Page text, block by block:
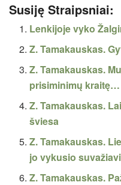
Susiję Straipsniai:
Lenkijoje vyko
Z. Tamakauskas.
Z. Tamakauskas.
prisiminimų kraitę…
Z. Tamakauskas.
šviesa
Z. Tamakauskas.
jo vykusio
Z. Tamakauskas.